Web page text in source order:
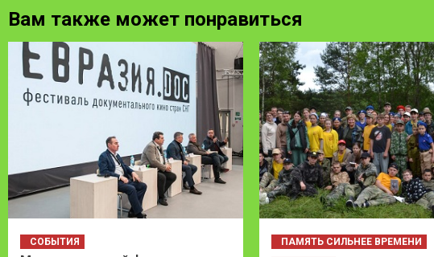
Вам также может понравиться
СОБЫТИЯ
ПАМЯТЬ СИЛЬНЕЕ ВРЕМЕНИ